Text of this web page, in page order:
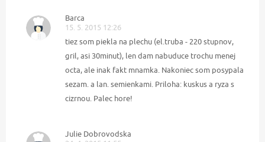
Barca
15. 5. 2015 12:26
tiez som piekla na plechu (el.truba - 220 stupnov,
gril, asi 30minut), len dam nabuduce trochu menej
octa, ale inak fakt mnamka. Nakoniec som posypala
sezam. a lan. semienkami. Priloha: kuskus a ryza s
cizrnou. Palec hore!
Julie Dobrovodska